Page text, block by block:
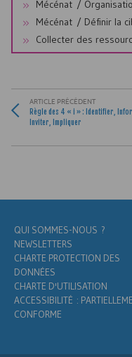
Mécénat /
Mécénat / Définir la
Collecter des
ARTICLE PRÉCÉDENT
Règle des 4 « i » : Identifier,
Inviter, Impliquer
QUI SOMMES-NOUS ?
NEWSLETTERS
CHARTE PROTECTION DES
DONNÉES
CHARTE D'UTILISATION
ACCESSIBILITÉ :
CONFORME